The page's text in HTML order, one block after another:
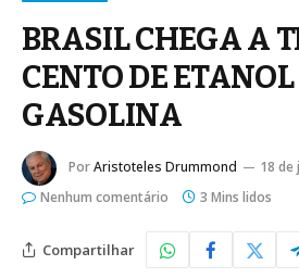
BRASIL CHEGA A
CENTO DE
GASOLINA
PorAristoteles Drummond
18 de
Nenhum comentário
3 Mins lidos
Compartilhar